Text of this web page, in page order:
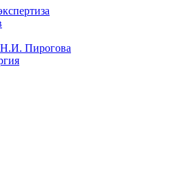
Пирогова